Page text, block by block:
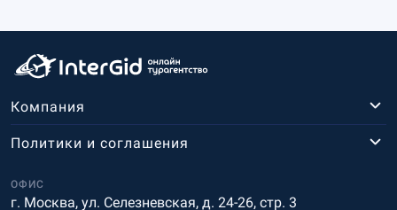
Компания
ОФИС
г. Москва, ул. Селезневская, д. 24-26, стр. 3
Политики и соглашения